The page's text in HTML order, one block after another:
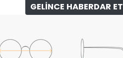
GELİNCE HABERDAR ET